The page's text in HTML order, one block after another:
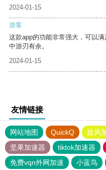
2024-01-15
游客
这款app的功能非常强大，可以
中游刃有余。
2024-01-15
友情链接
网站地图 QuickQ 旋风
坚果加速器
tiktok加速器
免费vqn外网加速
小蓝鸟